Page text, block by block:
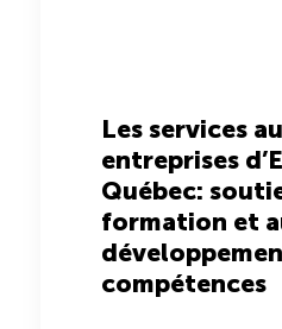
Les services
entreprises
Québec:
formation et
compétences